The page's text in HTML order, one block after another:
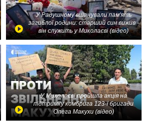
У Радушному вшанували пам'ять
загиблої родини: старший син вижив -
він служить у Миколаєві (відео)
У Миколаєві пройшла акція на
підтримку комбрига 123-ї бригади
Олега Макухи (відео)